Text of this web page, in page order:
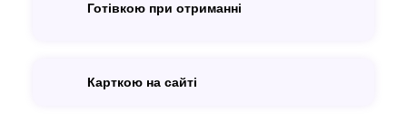
Готівкою при отриманні
Карткою на сайті